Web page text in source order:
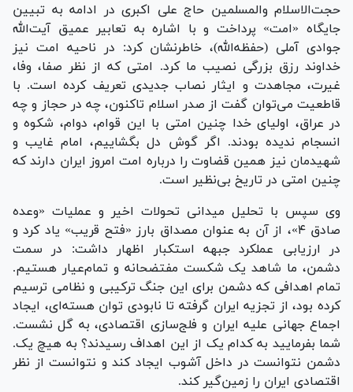
حجت‌الاسلام والمسلمین حاج علی اکبری در ادامه به تبیین
جایگاه «امت» پرداخت و با اشاره به تعابیر عمیق آیت‌الله
جوادی آملی (حفظه‌الله)، خاطرنشان کرد: در ناحیه امت نیز
خداوند رزق بزرگی نصیب ما کرد. امتی که از نظر صفا، وفا،
غیرت، مجاهدت و ایثار نصاب جدیدی تعریف کرده است. با
قاطعیت می‌توان گفت از صدر اسلام تاکنون، چه در حجاز و چه
در عراق، اولیای خدا چنین امتی با این قوام، دوام، شکوه و
انسجام ندیده بودند. اگر گوش دل بگشاییم، امام غایب و
شهیدمان نیز همین قضاوت را درباره امت امروز ایران دارند که
چنین امتی در تاریخ بی‌نظیر است.
وی سپس با تحلیل میدانی تحولات اخیر و عملیات «وعده
صادق ۴»، از آن به عنوان مصداق بارز «فتح قریب» یاد کرد و
در ارزیابی عملکرد جبهه استکبار اظهار داشت: در سمت
دشمن، ما شاهد یک شکست مفتضحانه و تمام‌عیار هستیم.
تمام اهدافی که دشمن برای این جنگ ترکیبی و نظامی ترسیم
کرده بود، از تجزیه ایران گرفته تا نابودی توان هسته‌ای، ایجاد
اجماع جهانی علیه ایران و فلج‌سازی اقتصادی، به گل نشست.
شما بفرمایید به کدام یک از این اهداف رسیدند؟ به هیچ یک.
دشمن نتوانست در داخل آشوب ایجاد کند و نتوانست از نظر
اقتصادی ایران را زمین‌گیر کند.